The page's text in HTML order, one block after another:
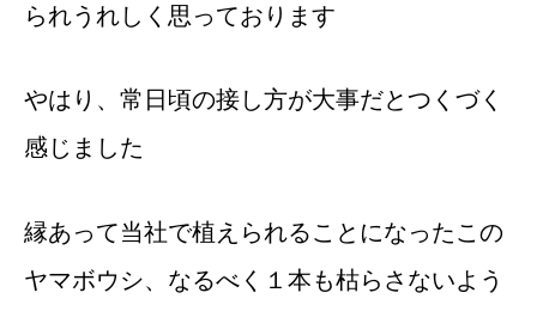
られうれしく思っております
やはり、常日頃の接し方が大事だとつくづく
感じました
縁あって当社で植えられることになったこの
ヤマボウシ、なるべく１本も枯らさないよう